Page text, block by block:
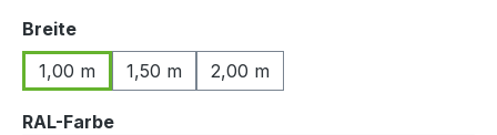
Breiteauswählen
1,00 m
1,50 m 2,00 m
RAL-Farbeauswählen